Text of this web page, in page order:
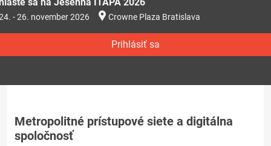
- 26. november 2026 Crowne Plaza Bratislava
Prihlásiť sa
Metropolitné prístupové siete a digitálna
spoločnosť